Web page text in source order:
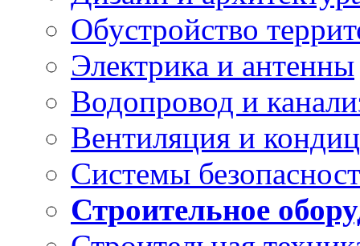
Обустройство
Электрика и антенны
Водопровод и
Вентиляция и
Системы
Строительное